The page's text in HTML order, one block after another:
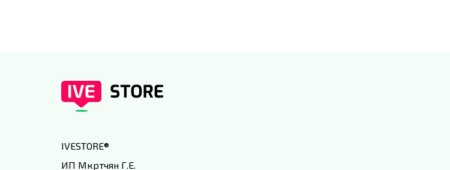
IVESTORE®
ИП Мкртчян Г.Е.